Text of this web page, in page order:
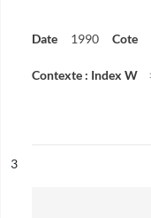
Date 1990 Cote
Contexte : Index W
n°
3